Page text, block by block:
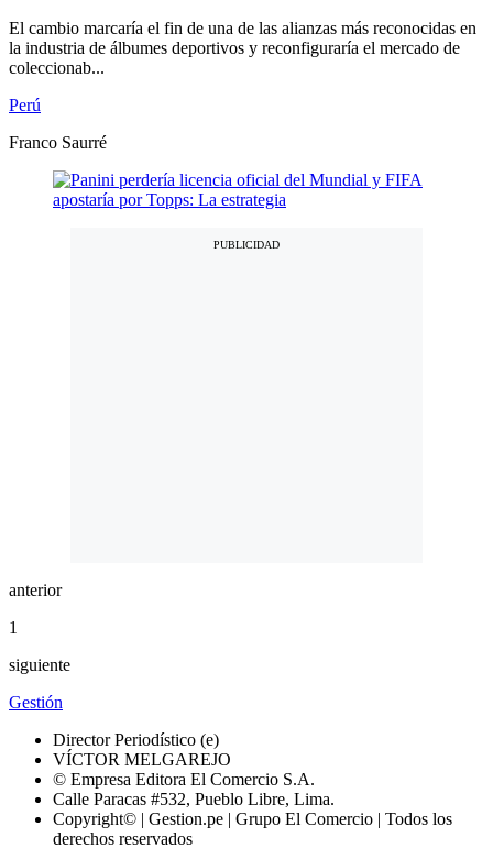
El cambio marcaría el fin de una de las alianzas más reconocidas en
la industria de álbumes deportivos y reconfiguraría el mercado de
coleccionab...
Perú
Franco Saurré
anterior
1
siguiente
Gestión
Director Periodístico (e)
VÍCTOR MELGAREJO
© Empresa Editora El Comercio S.A.
Calle Paracas #532, Pueblo Libre, Lima.
Copyright© | Gestion.pe | Grupo El Comercio | Todos los
derechos reservados